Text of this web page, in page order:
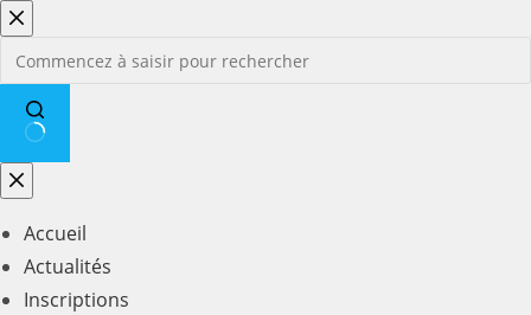
Passer
au
contenu
Aucun
résultat
Accueil
Actualités
Inscriptions